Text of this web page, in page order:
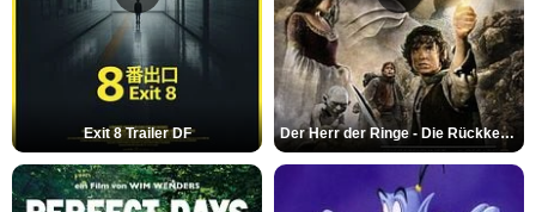
Exit 8 Trailer DF Der Herr der Ringe - Die Rückkehr des Königs Trailer OV